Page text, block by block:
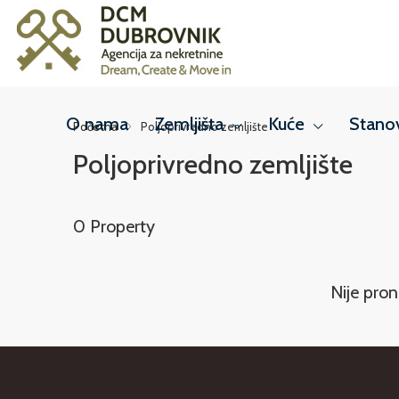
O nama Zemljišta Kuće
Početna Poljoprivredno zemljište
Poljoprivredno zemljište
0 Property
Nije